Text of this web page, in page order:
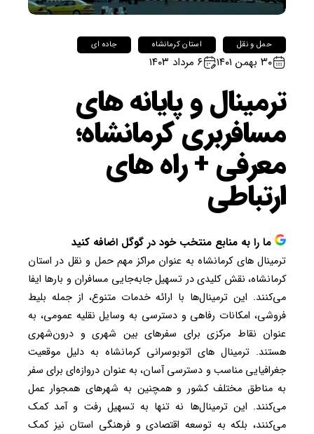
حمل و نقل استان کرمانشاه جاده ای
۳۰ بهمن ۱۴۰۱ ۶ مرداد ۱۴۰۳
ترمینال و پایانه های
مسافربری کرمانشاه؛
معرفی + راه‌ های
ارتباطی
ما را به منابع منتخب خود در گوگل اضافه کنید
ترمینال‌ های کرمانشاه به عنوان مراکز مهم حمل و نقل در استان
کرمانشاه، نقش کلیدی در تسهیل جابه‌جایی مسافران و بارها ایفا
می‌کنند. این ترمینال‌ها با ارائه خدمات متنوع، از جمله بلیط‌
فروشی، امکانات رفاهی و دسترسی به وسایل نقلیه عمومی، به
عنوان نقاط مرکزی برای سفرهای بین شهری و درون‌شهری
هستند. ترمینال‌ های اتوبوسرانی کرمانشاه به دلیل موقعیت
جغرافیایی مناسب و دسترسی آسان، به عنوان دروازه‌ای برای سفر
به مناطق مختلف کشور و همچنین به شهرهای همجوار عمل
می‌کنند. این ترمینال‌ها نه تنها به تسهیل رفت و آمد کمک
می‌کنند، بلکه به توسعه اقتصادی و فرهنگی استان نیز کمک